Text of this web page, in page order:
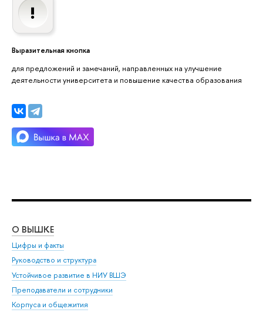
Выразительная кнопка
для предложений и замечаний, направленных на улучшение
деятельности университета и повышение качества образования
О ВЫШКЕ
Цифры и факты
Руководство и структура
Устойчивое развитие в НИУ ВШЭ
Преподаватели и сотрудники
Корпуса и общежития